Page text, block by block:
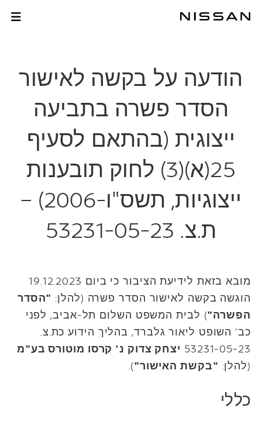
לתוכן
לתפריט
הודעה על בקשה
הודעה על בקשה לאישור
הסדר פשרה בתביעה
ייצוגית (בהתאם לסעיף
25(א)(3) לחוק תובענות
ייצוגיות, תשס"ו-2006) –
ת.צ. 53231-05-23
מובא בזאת לידיעת הציבור כי ביום 19.12.2023
הוגשה בקשה לאישור הסדר פשרה (להלן: "הסדר
הפשרה") לבית המשפט השלום תל-אביב, לפני
כב' השופט ליאור גלברד, בהליך הידוע כת.צ.
53231-05-23 יצחק צדוק נ' קרסו מוטורס בע"מ
(להלן: "בקשת האישור").
כללי